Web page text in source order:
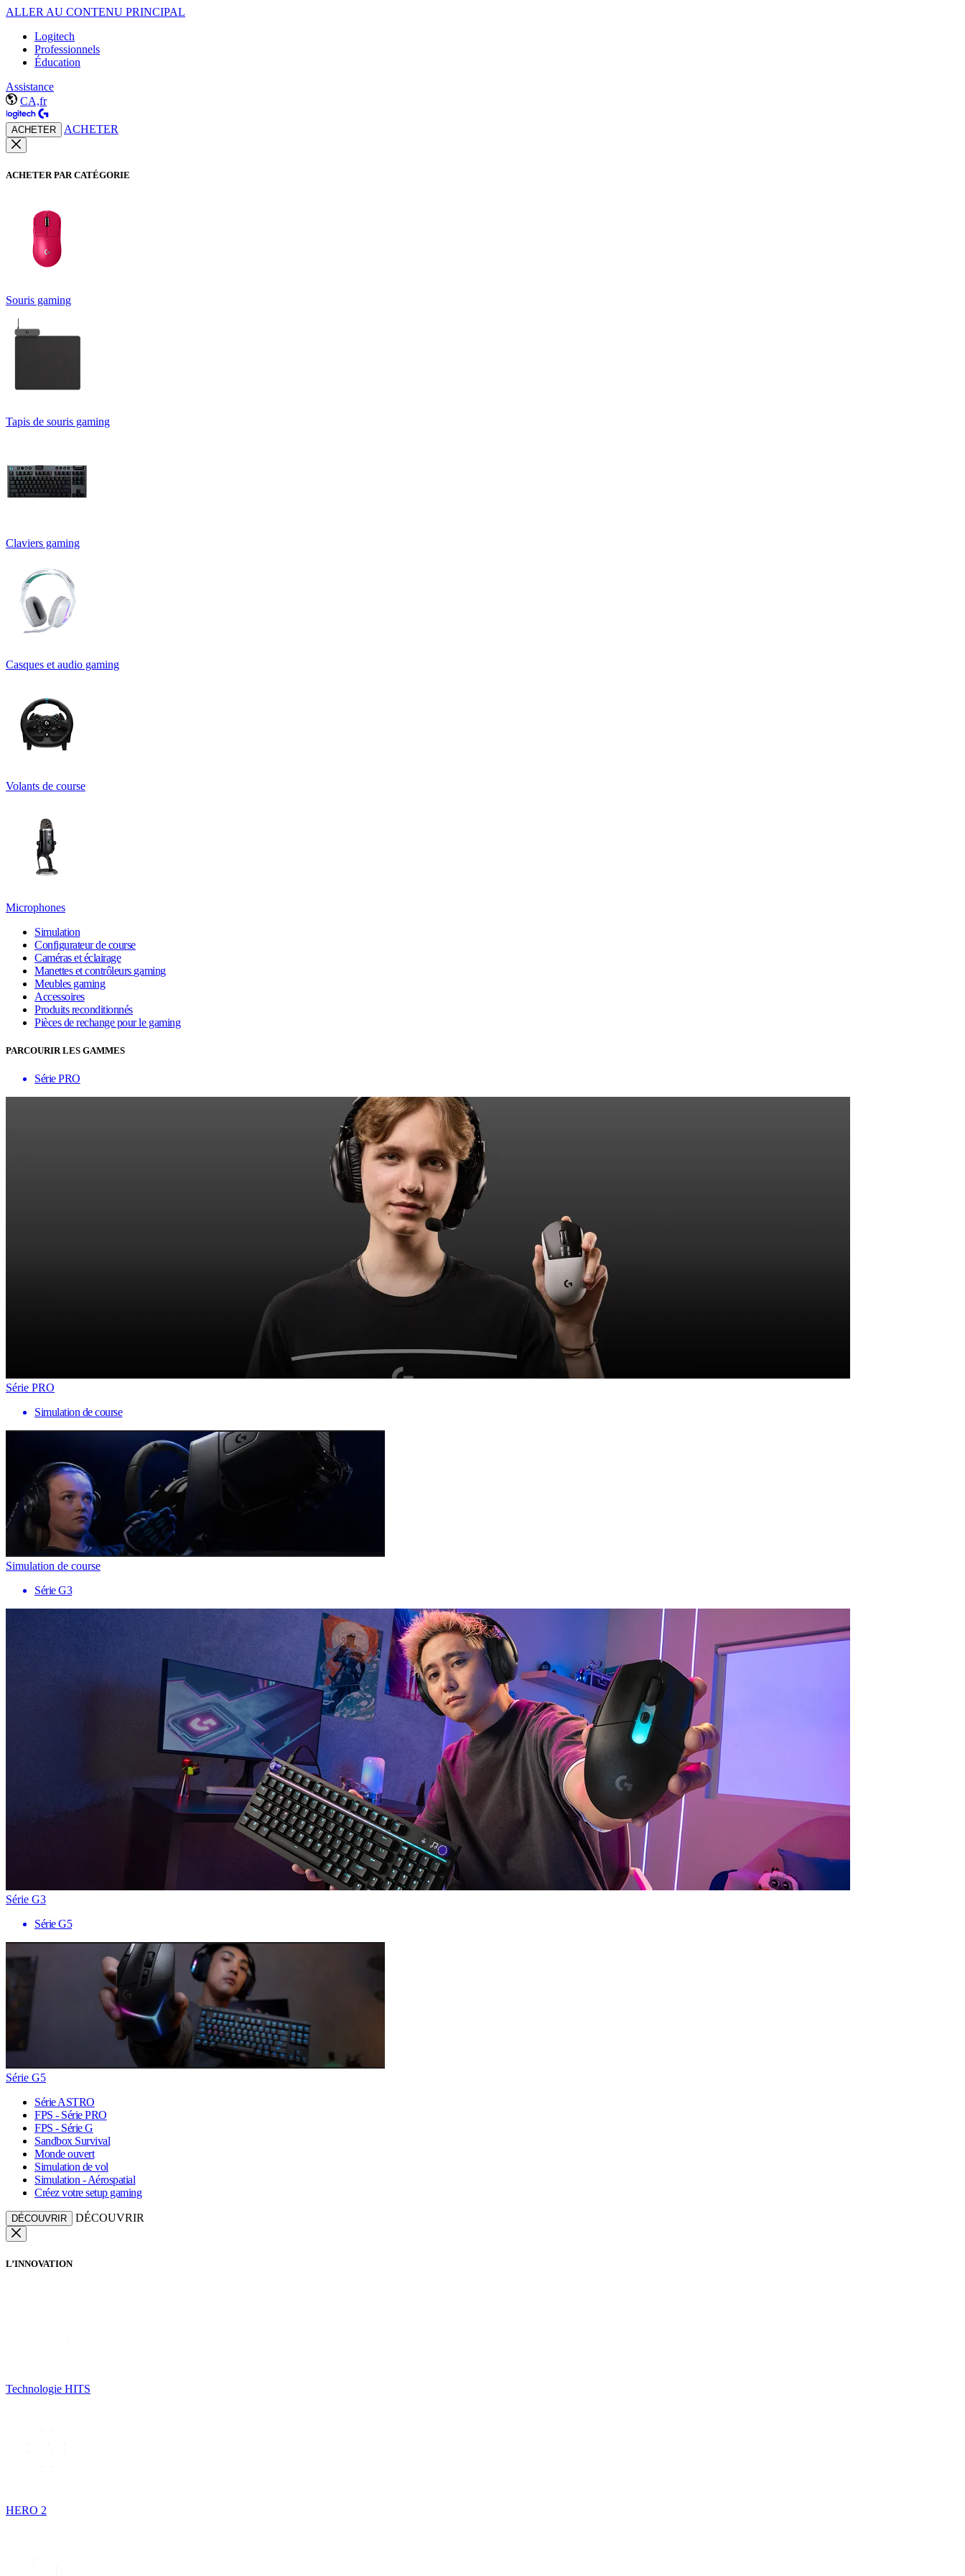
ALLER AU CONTENU PRINCIPAL
Logitech
Professionnels
Éducation
Assistance
CA,fr
ACHETER ACHETER
ACHETER PAR CATÉGORIE
Souris gaming
Tapis de souris gaming
Claviers gaming
Casques et audio gaming
Volants de course
Microphones
Simulation
Configurateur de course
Caméras et éclairage
Manettes et contrôleurs gaming
Meubles gaming
Accessoires
Produits reconditionnés
Pièces de rechange pour le gaming
PARCOURIR LES GAMMES
Série PRO
Série PRO
Simulation de course
Simulation de course
Série G3
Série G3
Série G5
Série G5
Série ASTRO
FPS - Série PRO
FPS - Série G
Sandbox Survival
Monde ouvert
Simulation de vol
Simulation - Aérospatial
Créez votre setup gaming
DÉCOUVRIR DÉCOUVRIR
L’INNOVATION
Technologie HITS
HERO 2